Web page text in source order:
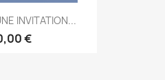
INVITATION...
€